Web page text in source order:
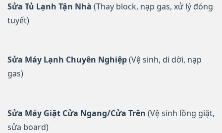
Sửa Tủ Lạnh Tận Nhà (Thay block, nạp gas, xử lý đóng
tuyết)
Sửa Máy Lạnh Chuyên Nghiệp(Vệ sinh, di dời, nạp
gas)
Sửa Máy Giặt Cửa Ngang/Cửa Trên (Vệ sinh lồng giặt,
sửa board)